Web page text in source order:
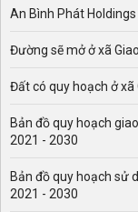
An Bình Phát
Đường sẽ mở ở xã
Đất có quy hoạch ở xã
Bản đồ quy hoạch
2021 - 2030
Bản đồ quy hoạch sử
2021 - 2030